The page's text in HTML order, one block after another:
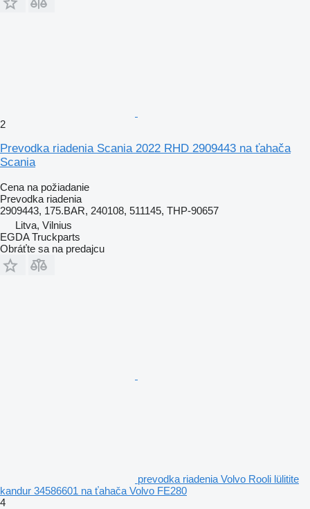
2
Prevodka riadenia Scania 2022 RHD 2909443 na ťahača
Scania
Cena na požiadanie
Prevodka riadenia
2909443, 175.BAR, 240108, 511145, THP-90657
Litva, Vilnius
EGDA Truckparts
Obráťte sa na predajcu
prevodka riadenia Volvo Rooli lülitite
kandur 34586601 na ťahača Volvo FE280
4